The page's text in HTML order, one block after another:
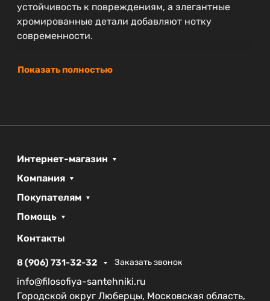
устойчивость к повреждениям, а элегантные
хромированные детали добавляют нотку
современности.
Показать полностью
Интернет-магазин
Компания
Покупателям
Помощь
Контакты
8 (906) 731-32-32 Заказать звонок
info@filosofiya-santehniki.ru
Городской округ Люберцы, Московская область,